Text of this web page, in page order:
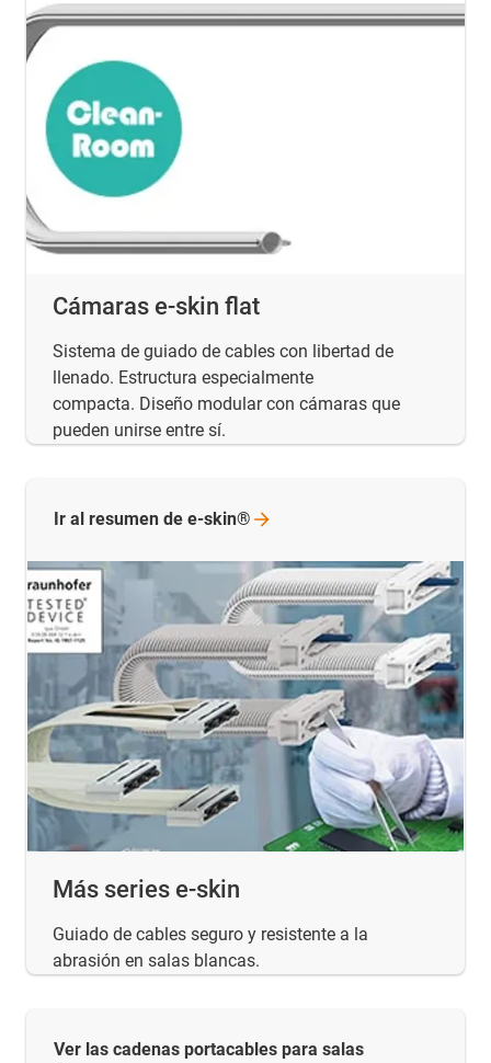
Cámaras e-skin flat
Sistema de guiado de cables con libertad de
llenado. Estructura especialmente
compacta. Diseño modular con cámaras que
pueden unirse entre sí.
Más series e-skin
Guiado de cables seguro y resistente a la
abrasión en salas blancas.
Ir al resumen de e-skin®
Ver las cadenas portacables para salas